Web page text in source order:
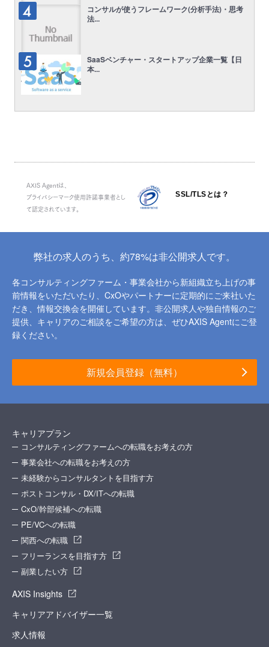
コンサルが使うフレームワーク(分析手法)・思考
法...
SaaSベンチャー・スタートアップ企業一覧【日
本...
AXIS Agentは、
プライバシーマーク使用許諾事業者とし
て認定されています。
SSL/TLSとは？
弊社の求人のうち、約78%は非公開求人です。
各コンサルティングファーム・事業会社から新組織立ち上げの事
前情報をいただいたり、 CxOやパートナーに定期的にご来社いた
だき、情報交換会を開催しています。 非公開求人や独自情報のご
提供、キャリアのご相談をご希望の方は、ぜひAXIS Agentにご登
録ください。
新規会員登録（無料）
キャリアプラン
コンサルティングファームへの転職をお考えの方
事業会社への転職をお考えの方
未経験からコンサルタントを目指す方
ポストコンサル・DX/ITへの転職
CxO/幹部候補への転職
PE/VCへの転職
関西への転職
フリーランスを目指す方
副業したい方
AXIS Insights
キャリアアドバイザー一覧
求人情報